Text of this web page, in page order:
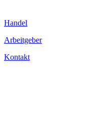
Handel
Arbeitgeber
Kontakt